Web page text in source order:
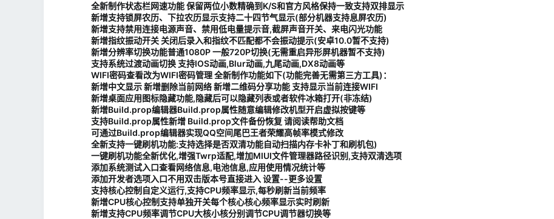
全新制作状态栏网速功能 保留两位小数精确到K/S和官方风格保持一致支持双排显示
新增支持锁屏农历、下拉农历显示支持二十四节气显示(部分机器支持息屏农历)
新增支持禁用连接电源声音、禁用低电量提示音,截屏声音开关、来电闪光功能
新增指纹振动开关 关闭后录入和指纹不匹配都不会振动提示(安卓10.0暂不支持)
新增分辨率切换功能普通1080P 一般720P切换(无需重启异形屏机器暂不支持)
支持系统过渡动画切换 支持IOS动画,Blur动画,九尾动画,DX8动画等
WIFI密码查看改为WIFI密码管理 全新制作功能如下(功能完善无需第三方工具)：
新增中文显示 新增删除当前网络 新增二维码分享功能 支持显示当前连接WIFI
新增桌面应用图标隐藏功能,隐藏后可以隐藏列表或者软件冰箱打开(非冻结)
新增Build.prop编辑器Build.prop属性随意编辑修改机型开启虚拟按键等
支持Build.prop属性新增 Build.prop文件备份恢复 请阅读帮助文档
可通过Build.prop编辑器实现QQ空间尾巴王者荣耀高帧率模式修改
全新支持一键刷机功能:支持选择是否双清功能自动扫描内存卡补丁和刷机包)
一键刷机功能全新优化,增强Twrp适配,增加MIUI文件管理器路径识别,支持双清选项
添加系统测试入口查看网络信息,电池信息,应用使用情况统计等
添加开发者选项入口不用双击版本号直接进入 设置--更多设置
支持核心控制自定义运行,支持CPU频率显示,每秒刷新当前频率
新增CPU核心控制支持单独开关每个核心核心频率显示实时刷新
新增支持CPU频率调节CPU大核小核分别调节CPU调节器切换等